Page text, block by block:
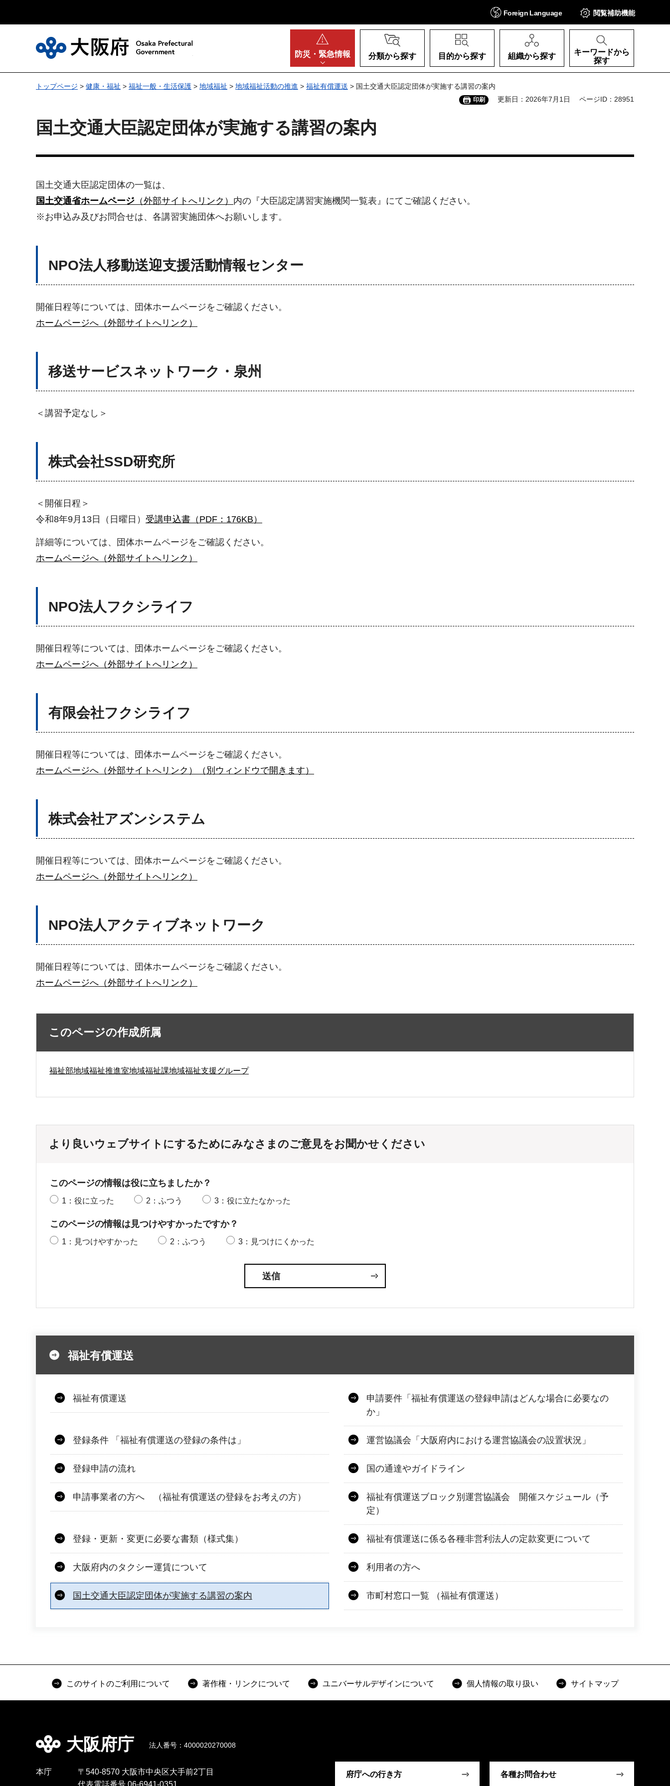
Foreign Language 閲覧補助機能
防災・ 緊急情報 分類から探す 目的から探す 組織から探す
キーワードから
探す
トップページ > 健康・福祉 > 福祉一般・生活保護 > 地域福祉 > 地域福祉活動の推進 > 福祉有償運送 > 国土交通大臣認定団体が実施する講習の案内
印刷 更新日：2026年7月1日 ページID：28951
国土交通大臣認定団体が実施する講習の案内
国土交通大臣認定団体の一覧は、
国土交通省ホームページ （外部サイトへリンク） 内の『大臣認定講習実施機関一覧表』にてご確認ください。
※お申込み及びお問合せは、各講習実施団体へお願いします。
NPO法人移動送迎支援活動情報センター
開催日程等については、団体ホームページをご確認ください。
ホームページへ（外部サイトへリンク）
移送サービスネットワーク・泉州
＜講習予定なし＞
株式会社SSD研究所
＜開催日程＞
令和8年9月13日（日曜日） 受講申込書（PDF：176KB）
詳細等については、団体ホームページをご確認ください。
ホームページへ（外部サイトへリンク）
NPO法人フクシライフ
開催日程等については、団体ホームページをご確認ください。
ホームページへ（外部サイトへリンク）
有限会社フクシライフ
開催日程等については、団体ホームページをご確認ください。
ホームページへ（外部サイトへリンク）（別ウィンドウで開きます）
株式会社アズンシステム
開催日程等については、団体ホームページをご確認ください。
ホームページへ（外部サイトへリンク）
NPO法人アクティブネットワーク
開催日程等については、団体ホームページをご確認ください。
ホームページへ（外部サイトへリンク）
このページの作成所属
福祉部地域福祉推進室地域福祉課地域福祉支援グループ
より良いウェブサイトにするためにみなさまのご意見をお聞かせください
このページの情報は役に立ちましたか？
1：役に立った 2：ふつう 3：役に立たなかった
このページの情報は見つけやすかったですか？
1：見つけやすかった 2：ふつう 3：見つけにくかった
福祉有償運送
福祉有償運送
申請要件「福祉有償運送の登録申請はどんな場合に必要なの
か」
登録条件 「福祉有償運送の登録の条件は」 運営協議会「大阪府内における運営協議会の設置状況」
登録申請の流れ 国の通達やガイドライン
申請事業者の方へ （福祉有償運送の登録をお考えの方）
福祉有償運送ブロック別運営協議会 開催スケジュール（予
定）
登録・更新・変更に必要な書類（様式集） 福祉有償運送に係る各種非営利法人の定款変更について
大阪府内のタクシー運賃について 利用者の方へ
国土交通大臣認定団体が実施する講習の案内 市町村窓口一覧 （福祉有償運送）
このサイトのご利用について 著作権・リンクについて ユニバーサルデザインについて 個人情報の取り扱い サイトマップ
大阪府庁 法人番号：4000020270008
本庁
〒540-8570 大阪市中央区大手前2丁目
代表電話番号 06-6941-0351
府庁への行き方 各種お問合わせ